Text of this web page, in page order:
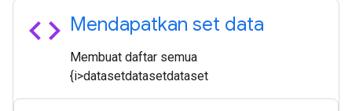
code Mendapatkan set data
Membuat daftar semua
{i>datasetdatasetdataset